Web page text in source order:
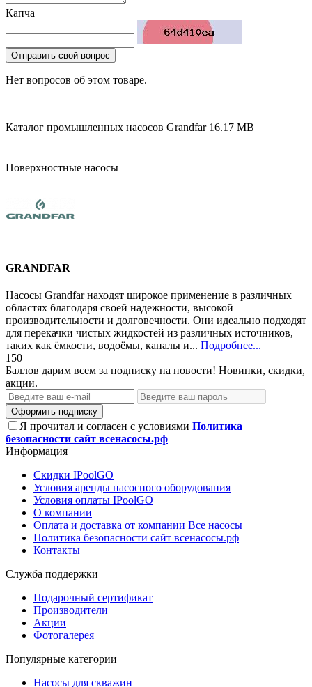
Капча
Отправить свой вопрос
Нет вопросов об этом товаре.
Каталог промышленных насосов Grandfar 16.17 MB
Поверхностные насосы
GRANDFAR
Насосы Grandfar находят широкое применение в различных
областях благодаря своей надежности, высокой
производительности и долговечности. Они идеально подходят
для перекачки чистых жидкостей из различных источников,
таких как ёмкости, водоёмы, каналы и... Подробнее...
150
Баллов дарим всем за подписку на новости! Новинки, скидки,
акции.
Оформить подписку
Я прочитал и согласен с условиями Политика
безопасности сайт всенасосы.рф
Информация
Скидки IPoolGO
Условия аренды насосного оборудования
Условия оплаты IPoolGO
О компании
Оплата и доставка от компании Все насосы
Политика безопасности сайт всенасосы.рф
Контакты
Служба поддержки
Подарочный сертификат
Производители
Акции
Фотогалерея
Популярные категории
Насосы для скважин